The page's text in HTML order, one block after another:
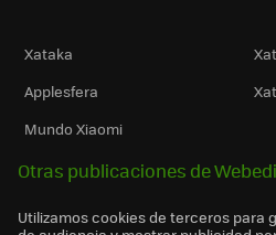
Xataka
Applesfera
Mundo Xiaomi
Otras publicaciones de
Utilizamos cookies de terceros para